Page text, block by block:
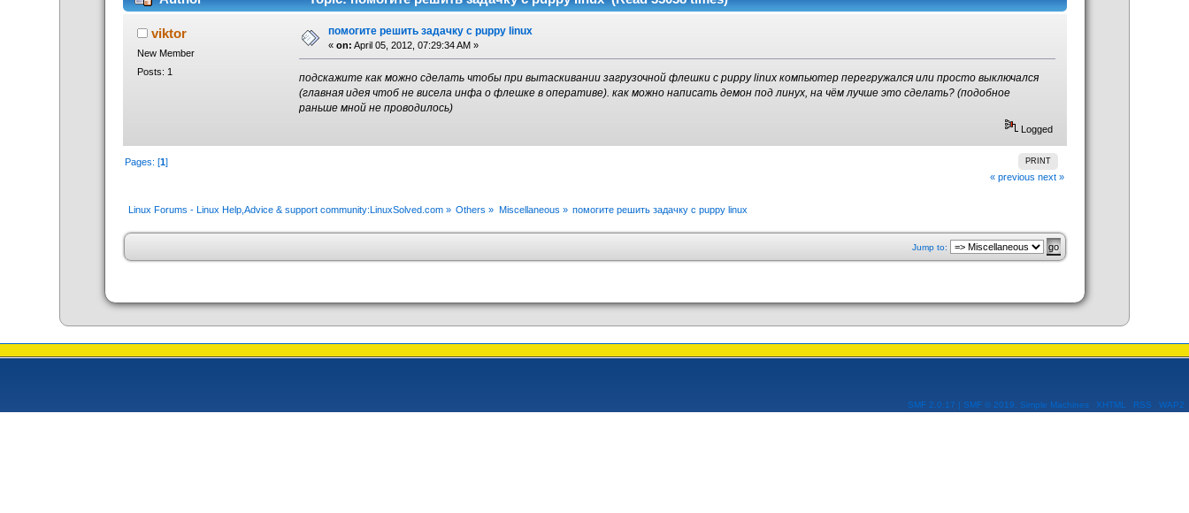
viktor
New Member
Posts: 1
помогите решить задачку с puppy linux
« on: April 05, 2012, 07:29:34 AM »
подскажите как можно сделать чтобы при вытаскивании загрузочной флешки с puppy linux компьютер перегружался или просто выключался
(главная идея чтоб не висела инфа о флешке в оперативе). как можно написать демон под линух, на чём лучше это сделать? (подобное
раньше мной не проводилось)
Logged
PRINT
Pages: [1]
« previous next »
Linux Forums - Linux Help,Advice & support community:LinuxSolved.com» Others » Miscellaneous » помогите решить задачку с puppy linux
Jump to:
SMF 2.0.17 | SMF © 2019 Simple Machines XHTML RSS WAP2